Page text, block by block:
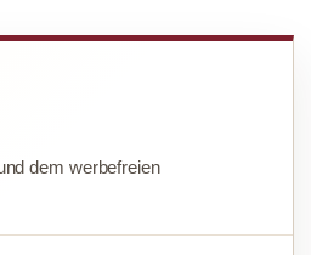
dem werbefreien